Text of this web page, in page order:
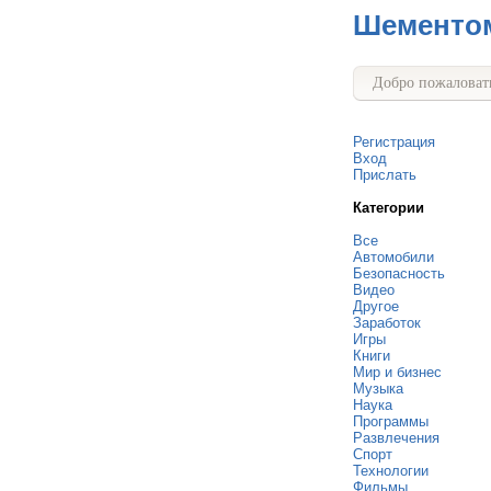
Добро
Регистрация
Вход
Прислать
Категории
Все
Автомобили
Безопасность
Видео
Другое
Заработок
Игры
Книги
Мир и бизнес
Музыка
Наука
Программы
Развлечения
Спорт
Технологии
Фильмы